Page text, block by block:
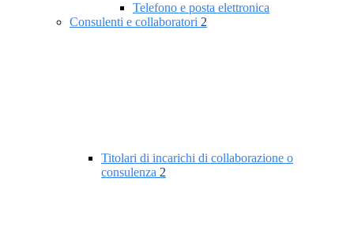
Telefono e posta elettronica
Consulenti e collaboratori 2
Titolari di incarichi di collaborazione o
consulenza 2